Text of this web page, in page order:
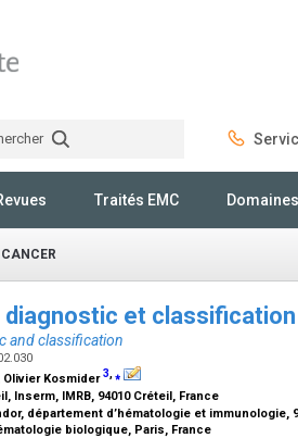
Traités EMC Domaines
diagnostic et classification
and classification
Olivier Kosmider3,⁎
Inserm, IMRB, 94010 Créteil, France
département d’hématologie et immunologie,
biologique, Paris, France